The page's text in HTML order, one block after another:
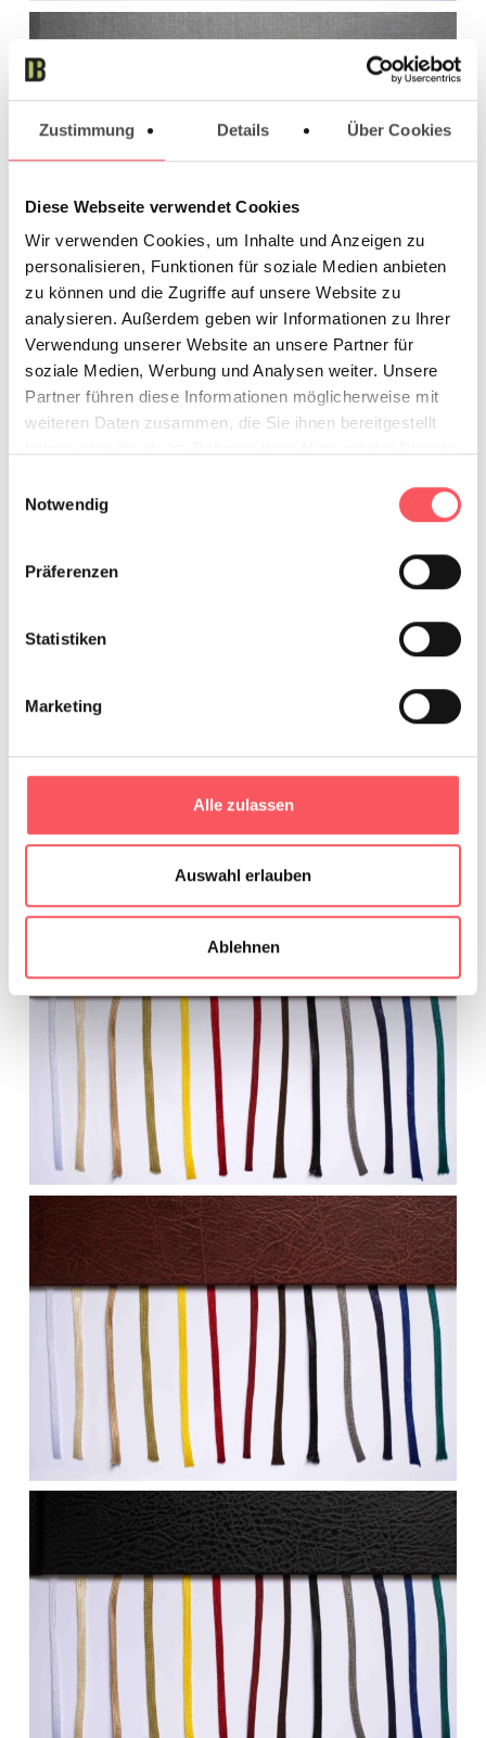
Zustimmung Details Über Cookies
Diese Webseite verwendet Cookies
Wir verwenden Cookies, um Inhalte und Anzeigen zu
personalisieren, Funktionen für soziale Medien anbieten
zu können und die Zugriffe auf unsere Website zu
analysieren. Außerdem geben wir Informationen zu Ihrer
Verwendung unserer Website an unsere Partner für
soziale Medien, Werbung und Analysen weiter. Unsere
Partner führen diese Informationen möglicherweise mit
weiteren Daten zusammen, die Sie ihnen bereitgestellt
Notwendig
Präferenzen
Statistiken
Marketing
Alle zulassen
Auswahl erlauben
Ablehnen